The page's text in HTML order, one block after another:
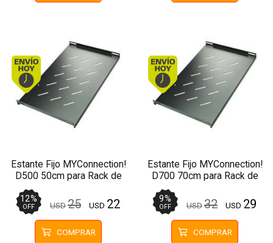
Envío hoy. Comprando antes de 13Hs.
Estante Fijo MYConnection!
D500 50cm para Rack de
12%
OFF USD25 USD 22
COMPRAR
Envío hoy.
Estante Fijo MYConnection!
D700 70cm para Rack de
9%
OFF USD32 USD 29
COMPRAR